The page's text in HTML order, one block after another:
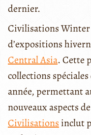
dernier.
Civilisations
d’expositions
Central Asia. Cette
collections
année, permettant
nouveaux aspects
Civilisations inclut